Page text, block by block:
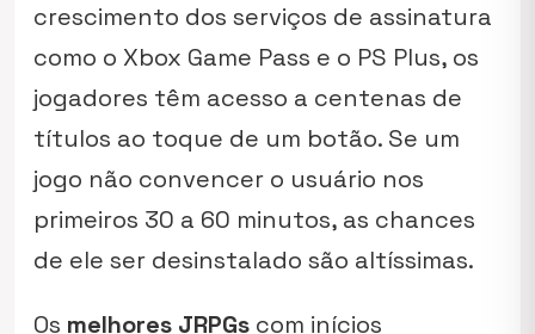
crescimento dos serviços de assinatura
como o Xbox Game Pass e o PS Plus, os
jogadores têm acesso a centenas de
títulos ao toque de um botão. Se um
jogo não convencer o usuário nos
primeiros 30 a 60 minutos, as chances
de ele ser desinstalado são altíssimas.
Os melhores JRPGs com inícios